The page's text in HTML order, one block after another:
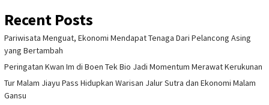
Recent Posts
Pariwisata Menguat, Ekonomi Mendapat Tenaga Dari Pelancong Asing
yang Bertambah
Peringatan Kwan Im di Boen Tek Bio Jadi Momentum Merawat Kerukunan
Tur Malam Jiayu Pass Hidupkan Warisan Jalur Sutra dan Ekonomi Malam
Gansu